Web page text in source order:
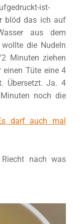
ist-
blöd das ich auf
aus dem
die Nudeln
Minuten ziehen
einen Tüte eine 4
Übersetzt. Ja. 4
noch die
darf auch mal
nach was